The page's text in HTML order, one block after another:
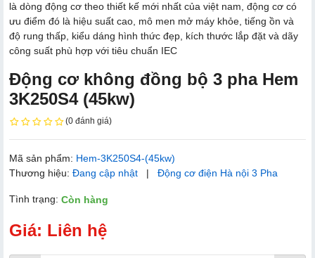
là dòng động cơ theo thiết kế mới nhất của việt nam, động cơ có
ưu điểm đó là hiệu suất cao, mô men mở máy khỏe, tiếng ồn và
độ rung thấp, kiểu dáng hình thức đẹp, kích thước lắp đặt và dãy
công suất phù hợp với tiêu chuẩn IEC
Động cơ không đồng bộ 3 pha Hem
3K250S4 (45kw)
(0 đánh giá)
Mã sản phẩm: Hem-3K250S4-(45kw)
Thương hiệu: Đang cập nhật | Động cơ điện Hà nội 3 Pha
Tình trạng: Còn hàng
Giá: Liên hệ